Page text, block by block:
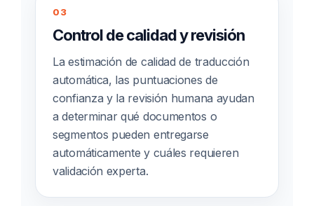
03
Control de calidad y revisión
La estimación de calidad de traducción
automática, las puntuaciones de
confianza y la revisión humana ayudan
a determinar qué documentos o
segmentos pueden entregarse
automáticamente y cuáles requieren
validación experta.